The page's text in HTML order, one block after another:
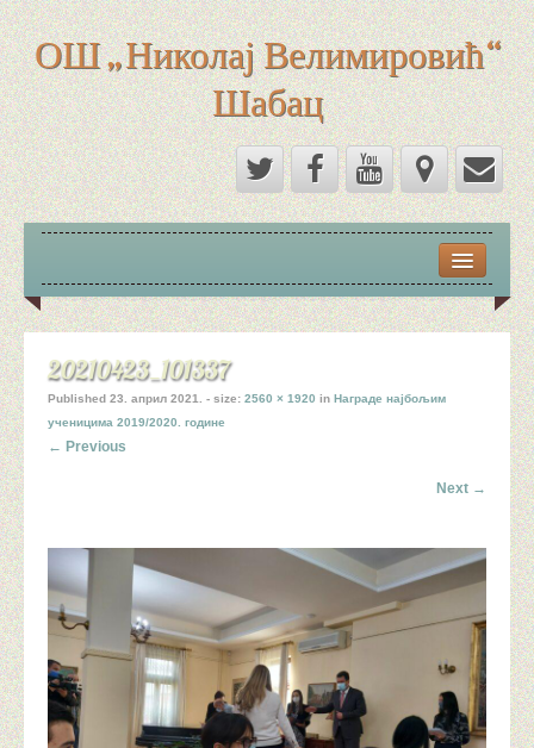
ОШ „Николај Велимировић“
Шабац
КАЛЕНДАР ТАКМИЧЕЊА И СМОТРИ УЧЕНИКА ЗА
ПРАВИЛНИЦИ
КАЛЕНДАР РАДА У ШКОЛСКОЈ 2025/2026. ГОД.
ОДЛУКЕ, ЈАВНЕ НАБАВКЕ, ИЗВЕШТАЈИ
БЕЗБЕДНОСТ
РАСПОРЕД ПИСМЕНИХ ПРОВЕРА 2.
УЏБЕНИЦИ ЗА ШКОЛСКУ 2026/27. ГОДИНУ
КРИТЕРИЈУМИ ОЦЕЊИВАЊА
20210423_101337
Published 23. април 2021. - size: 2560 × 1920 in Награде најбољим
ученицима 2019/2020. године
← Previous
Next →